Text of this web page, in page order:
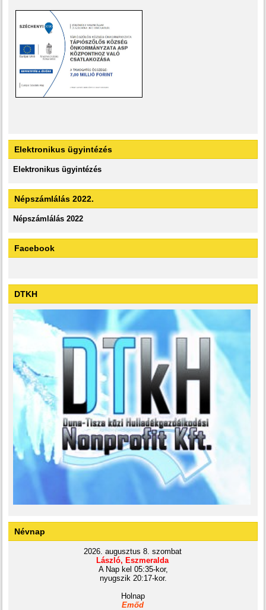
Elektronikus ügyintézés
Elektronikus ügyintézés
Népszámlálás 2022.
Népszámlálás 2022
Facebook
DTKH
Névnap
2026. augusztus 8. szombat
László, Eszmeralda
A Nap kel 05:35-kor,
nyugszik 20:17-kor.
Holnap
Emőd